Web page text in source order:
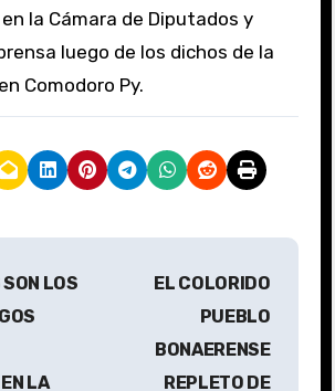
la Cámara de Diputados y
luego de los dichos de la
Comodoro Py.
LOS
LA
EL COLORIDO
PUEBLO
BONAERENSE
REPLETO DE